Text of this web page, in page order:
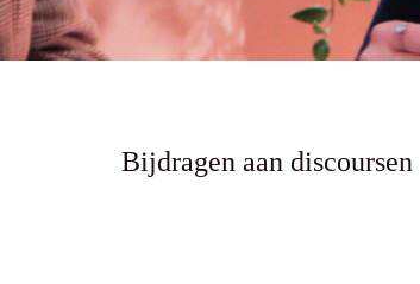
Bijdragen aan discoursen